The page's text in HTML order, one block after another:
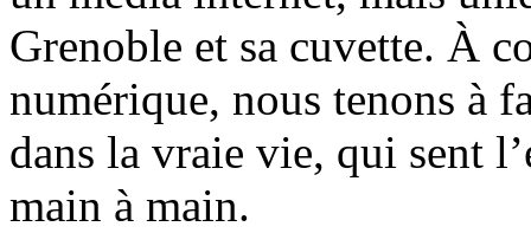
Grenoble et sa cuvette. À
numérique, nous tenons à
dans la vraie vie, qui sent
main à main.